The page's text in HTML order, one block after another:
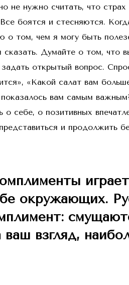
не нужно считать, что
боятся и стесняются.
о том, чем я могу быть
Думайте о том, что
открытый вопрос.
«Какой салат вам
вам самым
о себе, о позитивных
и продолжить
окружающих.
взгляд,